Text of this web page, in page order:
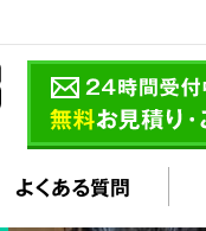
よくある質問